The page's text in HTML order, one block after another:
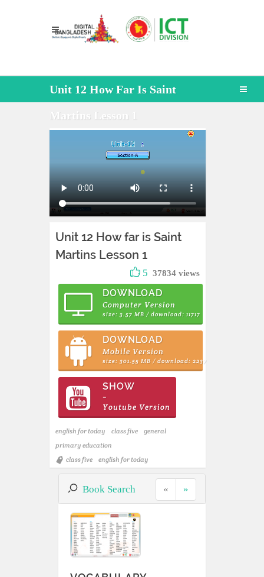
Unit 12 How Far Is Saint
Martins Lesson 1
Unit 12 How far is Saint
Martins Lesson 1
5 37834 views
DOWNLOAD
Computer Version
size: 3.57 MB / download: 11717
DOWNLOAD
Mobile Version
size: 301.55 MB / download: 2237
SHOW
~
Youtube Version
english for today class five
general
primary education
class five
english for today
Book Search « »